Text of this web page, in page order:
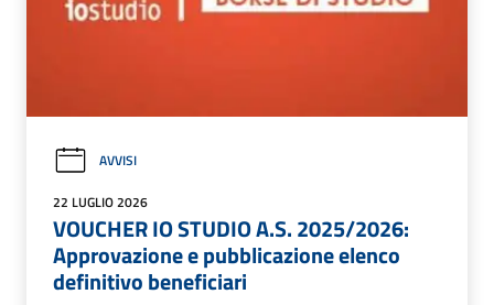
AVVISI
22 LUGLIO 2026
VOUCHER IO STUDIO A.S. 2025/2026:
Approvazione e pubblicazione elenco
definitivo beneficiari